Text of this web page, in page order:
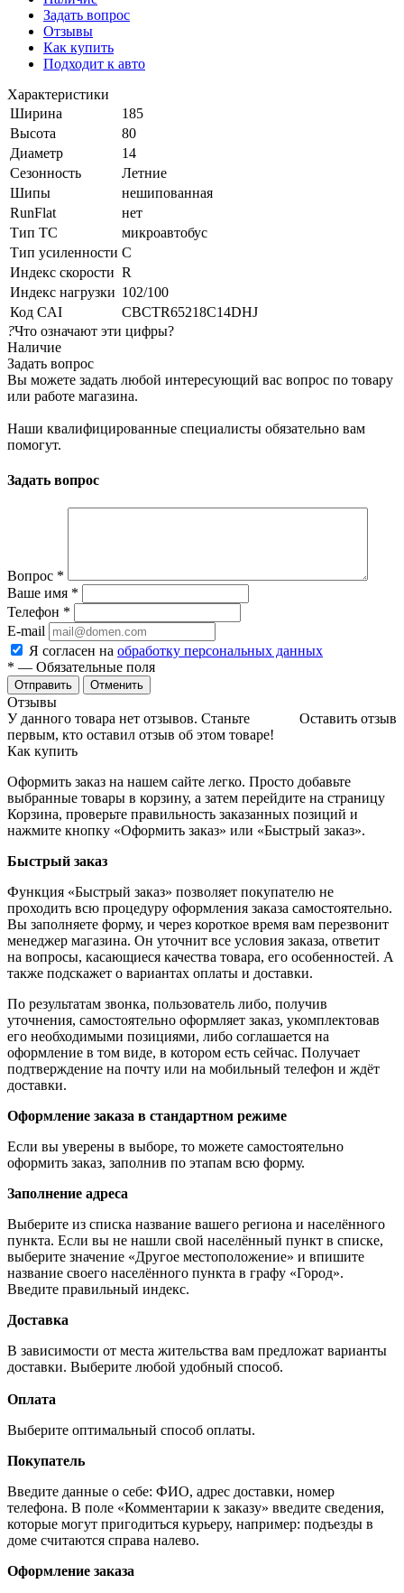
Задать вопрос
Отзывы
Как купить
Подходит к авто
Характеристики
Ширина
185
Высота
80
Диаметр
14
Сезонность
Летние
Шипы
нешипованная
RunFlat
нет
Тип ТС
микроавтобус
Тип усиленности C
Индекс скорости R
Индекс нагрузки 102/100
Код CAI
CBCTR65218C14DHJ
?Что означают эти цифры?
Наличие
Задать вопрос
Вы можете задать любой интересующий вас вопрос по товару
или работе магазина.
Наши квалифицированные специалисты обязательно вам
помогут.
Задать вопрос
Вопрос *
Ваше имя *
Телефон *
E-mail
Я согласен на обработку персональных данных
* — Обязательные поля
Отменить
Отзывы
Оставить отзыв
У данного товара нет отзывов. Станьте
первым, кто оставил отзыв об этом товаре!
Как купить
Оформить заказ на нашем сайте легко. Просто добавьте
выбранные товары в корзину, а затем перейдите на страницу
Корзина, проверьте правильность заказанных позиций и
нажмите кнопку «Оформить заказ» или «Быстрый заказ».
Быстрый заказ
Функция «Быстрый заказ» позволяет покупателю не
проходить всю процедуру оформления заказа самостоятельно.
Вы заполняете форму, и через короткое время вам перезвонит
менеджер магазина. Он уточнит все условия заказа, ответит
на вопросы, касающиеся качества товара, его особенностей. А
также подскажет о вариантах оплаты и доставки.
По результатам звонка, пользователь либо, получив
уточнения, самостоятельно оформляет заказ, укомплектовав
его необходимыми позициями, либо соглашается на
оформление в том виде, в котором есть сейчас. Получает
подтверждение на почту или на мобильный телефон и ждёт
доставки.
Оформление заказа в стандартном режиме
Если вы уверены в выборе, то можете самостоятельно
оформить заказ, заполнив по этапам всю форму.
Заполнение адреса
Выберите из списка название вашего региона и населённого
пункта. Если вы не нашли свой населённый пункт в списке,
выберите значение «Другое местоположение» и впишите
название своего населённого пункта в графу «Город».
Введите правильный индекс.
Доставка
В зависимости от места жительства вам предложат варианты
доставки. Выберите любой удобный способ.
Оплата
Выберите оптимальный способ оплаты.
Покупатель
Введите данные о себе: ФИО, адрес доставки, номер
телефона. В поле «Комментарии к заказу» введите сведения,
которые могут пригодиться курьеру, например: подъезды в
доме считаются справа налево.
Оформление заказа